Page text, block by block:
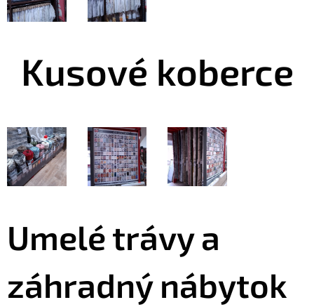
Kusové koberce
Umelé trávy a
záhradný nábytok